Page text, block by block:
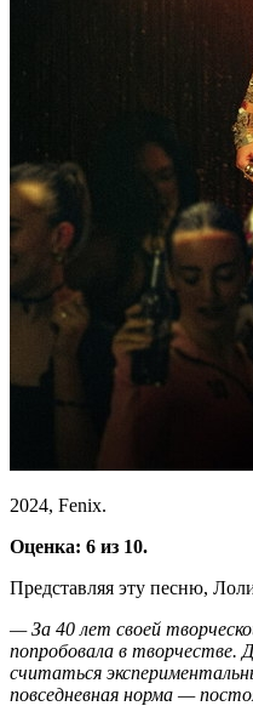
2024, Fenix.
Оценка: 6 из 10.
Представляя эту песню,
— За 40 лет своей
попробовала в творчестве.
считаться
повседневная норма —